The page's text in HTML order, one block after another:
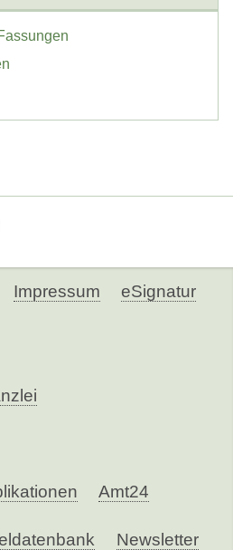
Impressum eSignatur
Amt24
Newsletter